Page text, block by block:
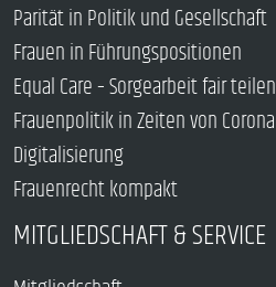
Parität in Politik und Gesellschaft
Frauen in Führungspositionen
Equal Care – Sorgearbeit fair teilen
Frauenpolitik in Zeiten von Corona
Digitalisierung
Frauenrecht kompakt
MITGLIEDSCHAFT & SERVICE